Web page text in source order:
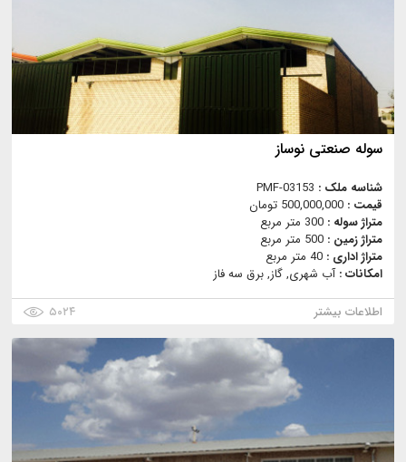
سوله صنعتى نوساز
شناسه ملک : PMF-03153
قیمت : 500,000,000 تومان
متراژ سوله : 300 متر مربع
متراژ زمین : 500 متر مربع
متراژ اداری : 40 متر مربع
امکانات :آب شهری, گاز, برق سه فاز
اطلاعات بیشتر
۵۰۲۴